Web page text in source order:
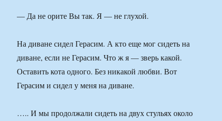
— Да не орите Вы так. Я — не глухой.
На диване сидел Герасим. А кто еще мог сидеть на
диване, если не Герасим. Что ж я — зверь какой.
Оставить кота одного. Без никакой любви. Вот
Герасим и сидел у меня на диване.
….. И мы продолжали сидеть на двух стульях около